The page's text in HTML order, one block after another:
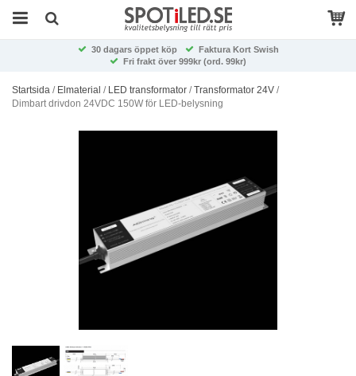
30 dagars öppet köp
Faktura Kort Swish
Fri frakt över 999kr (ord. 99kr)
Startsida / Elmaterial / LED transformator /Transformator 24V /
Dimbart drivdon 24VDC 150W för LED-belysning